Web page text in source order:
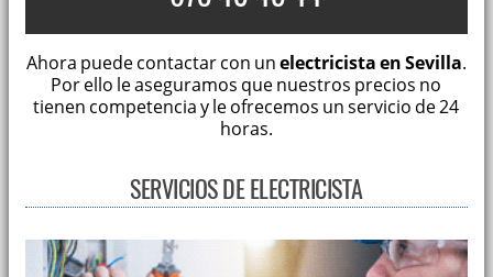
Ahora puede contactar con unelectricista en Sevilla.
Por ello le aseguramos que nuestros precios no
tienen competencia y le ofrecemos un servicio de 24
horas.
SERVICIOS DE ELECTRICISTA